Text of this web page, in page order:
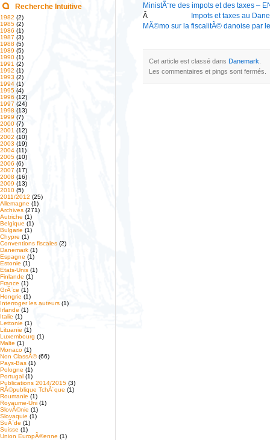
Recherche Intuitive
1982 (2)
1985 (2)
1986 (1)
1987 (3)
1988 (5)
1989 (5)
1990 (1)
1991 (2)
1992 (1)
1993 (2)
1994 (1)
1995 (4)
1996 (12)
1997 (24)
1998 (13)
1999 (7)
2000 (7)
2001 (12)
2002 (10)
2003 (19)
2004 (11)
2005 (10)
2006 (6)
2007 (17)
2008 (16)
2009 (13)
2010 (5)
2011/2012 (25)
Allemagne (1)
Archives (271)
Autriche (1)
Belgique (1)
Bulgarie (1)
Chypre (1)
Conventions fiscales (2)
Danemark (1)
Espagne (1)
Estonie (1)
Etats-Unis (1)
Finlande (1)
France (1)
GrÃ¨ce (1)
Hongrie (1)
Interroger les auteurs (1)
Irlande (1)
Italie (1)
Lettonie (1)
Lituanie (1)
Luxembourg (1)
Malte (1)
Monaco (1)
Non ClassÃ©(66)
Pays-Bas (1)
Pologne (1)
Portugal (1)
Publications 2014/2015 (3)
RÃ©publique TchÃ¨que (1)
Roumanie (1)
Royaume-Uni (1)
SlovÃ©nie (1)
Slovaquie (1)
SuÃ¨de (1)
Suisse (1)
Union EuropÃ©enne (1)
MinistÃ¨re des impots et des taxes –
Â
Impots et taxes au
MÃ©mo sur la fiscalitÃ© danoise par
Cet article est classé dans Danemark
Les commentaires et pings sont fermés.